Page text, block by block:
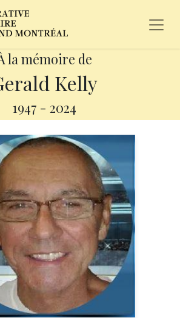
la mémoire de
Kelly
1947 - 2024